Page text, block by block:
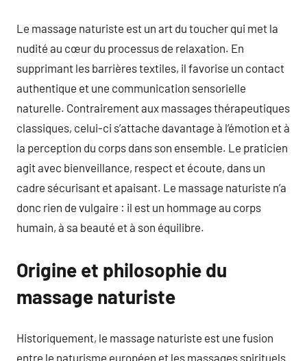
Le massage naturiste est un art du toucher qui met la
nudité au cœur du processus de relaxation. En
supprimant les barrières textiles, il favorise un contact
authentique et une communication sensorielle
naturelle. Contrairement aux massages thérapeutiques
classiques, celui-ci s’attache davantage à l’émotion et à
la perception du corps dans son ensemble. Le praticien
agit avec bienveillance, respect et écoute, dans un
cadre sécurisant et apaisant. Le massage naturiste n’a
donc rien de vulgaire : il est un hommage au corps
humain, à sa beauté et à son équilibre.
Origine et philosophie du
massage naturiste
Historiquement, le massage naturiste est une fusion
entre le naturisme européen et les massages spirituels